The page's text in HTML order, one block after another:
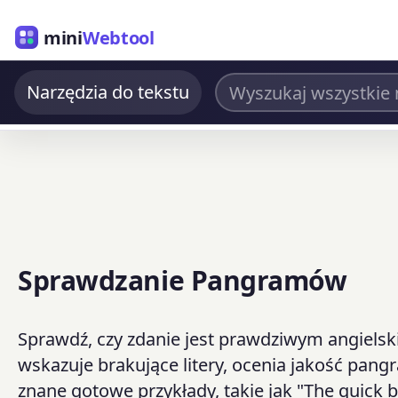
miniWebtool
Narzędzia do tekstu
Sprawdzanie Pangramów
Sprawdź, czy zdanie jest prawdziwym
wskazuje brakujące litery, ocenia jakość
znane gotowe przykłady, takie jak "The